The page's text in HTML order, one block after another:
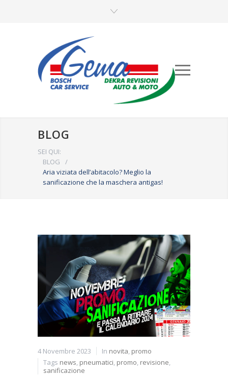
BLOG
SEI QUI:
BLOG
/
Aria viziata dell’abitacolo? Meglio la
sanificazione che la maschera antigas!
4 Novembre 2023 In novita, promo
Tags news, pneumatici, promo, revisione,
sanificazione